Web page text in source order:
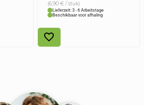
(6,90 € / stuk)
Lieferzeit: 3 - 6 Arbeitstage
Beschikbaar voor afhaling